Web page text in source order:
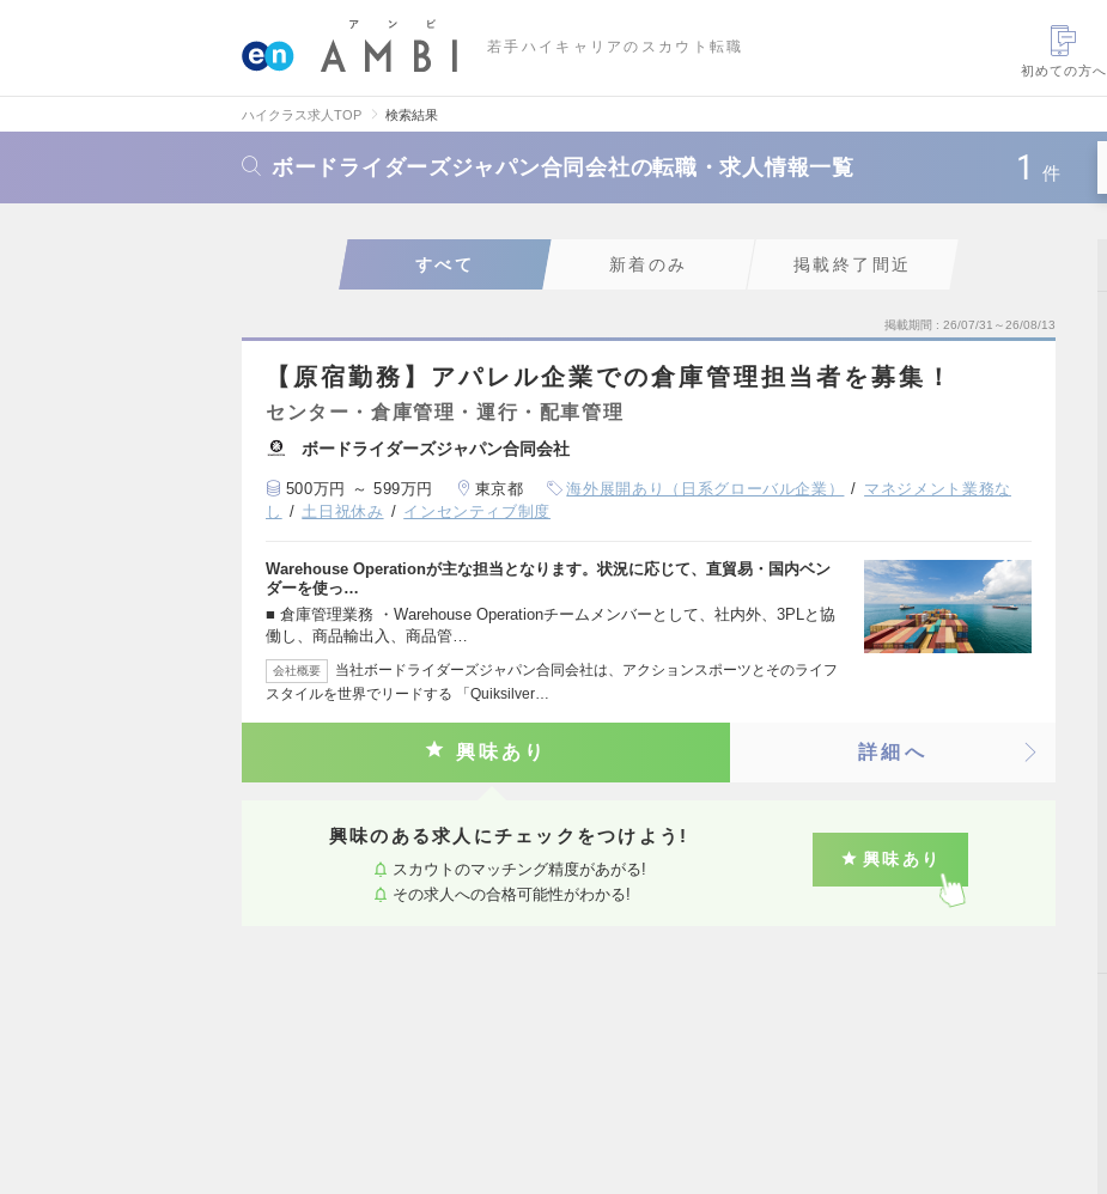
若手ハイキャリアのスカウト転職
初めての方へ
ハイクラス求人TOP 検索結果
ボードライダーズジャパン合同会社の転職・求人情報一覧 1 件
すべて 新着のみ 掲載終了間近
掲載期間 26/07/31～26/08/13
【原宿勤務】アパレル企業での倉庫管理担当者を募集！
センター・倉庫管理・運行・配車管理
ボードライダーズジャパン合同会社
500万円 ～ 599万円 東京都 海外展開あり（日系グローバル企業）
マネジメント業務な
し
土日祝休み インセンティブ制度
Warehouse Operationが主な担当となります。状況に応じて、直貿易・国内ベン
ダーを使っ…
■ 倉庫管理業務 ・Warehouse Operationチームメンバーとして、社内外、3PLと協
働し、商品輸出入、商品管…
会社概要
当社ボードライダーズジャパン合同会社は、アクションスポーツとそのライフ
スタイルを世界でリードする 「Quiksilver…
興味あり 詳細へ
興味のある求人にチェックをつけよう!
スカウトのマッチング精度があがる!
その求人への合格可能性がわかる!
興味あり